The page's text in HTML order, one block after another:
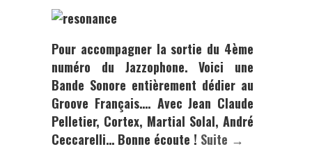
Pour accompagner la sortie du 4ème
numéro du Jazzophone.
Voici une
Bande Sonore entièrement dédier au
Groove Français…. Avec Jean Claude
Pelletier, Cortex, Martial Solal, André
Ceccarelli… Bonne écoute ! Suite →